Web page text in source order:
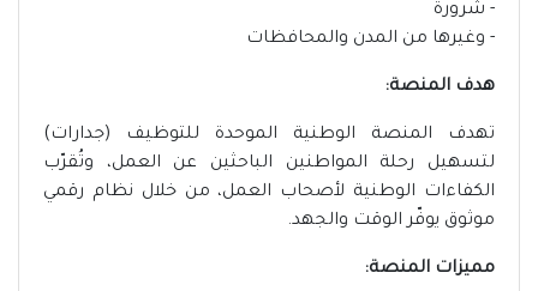
- شرورة
- وغيرها من المدن والمحافظات
هدف المنصة:
تهدف المنصة الوطنية الموحدة للتوظيف (جدارات)
لتسهيل رحلة المواطنين الباحثين عن العمل، وتُقرّب
الكفاءات الوطنية لأصحاب العمل، من خلال نظام رقمي
موثوق يوفّر الوقت والجهد.
مميزات المنصة: